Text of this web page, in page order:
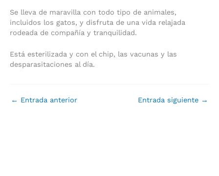
Se lleva de maravilla con todo tipo de animales,
incluidos los gatos, y disfruta de una vida relajada
rodeada de compañía y tranquilidad.
Está esterilizada y con el chip, las vacunas y las
desparasitaciones al día.
← Entrada anterior Entrada siguiente →